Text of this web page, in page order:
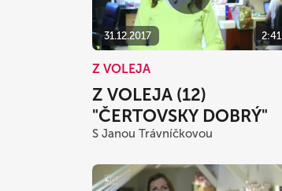
31.12.2017 2:41
Z VOLEJA
Z VOLEJA (12)
"ČERTOVSKY DOBRÝ"
S Janou Trávníčkovou